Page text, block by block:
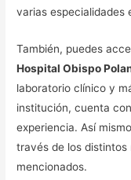
varias especialidades
También, puedes
Hospital Obispo
laboratorio clínico y
institución, cuenta
experiencia. Así
través de los
mencionados.